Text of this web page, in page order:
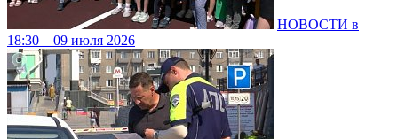
НОВОСТИ в
18:30 – 09 июля 2026